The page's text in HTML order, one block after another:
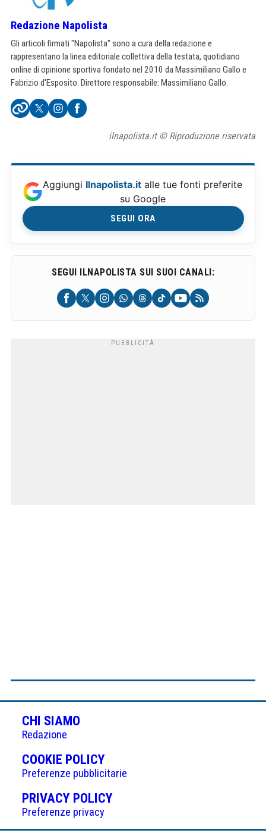
Redazione Napolista
Gli articoli firmati "Napolista" sono a cura della redazione e
rappresentano la linea editoriale collettiva della testata, quotidiano
online di opinione sportiva fondato nel 2010 da Massimiliano Gallo e
Fabrizio d'Esposito. Direttore responsabile: Massimiliano Gallo.
ilnapolista.it © Riproduzione riservata
Aggiungi Ilnapolista.it alle tue fonti preferite
su Google
SEGUI ORA
SEGUI ILNAPOLISTA SUI SUOI CANALI:
CHI SIAMO
Redazione
COOKIE POLICY(APRE
IN
UNA
NUOVA
Preferenze pubblicitarie
PRIVACY POLICY(APRE
UNA
Preferenze privacy